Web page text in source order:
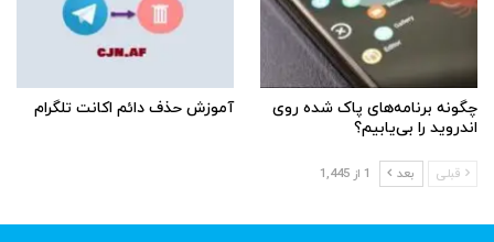
چگونه برنامه‌های پاک شده روی
اندروید را بی‌یابیم؟
آموزش حذف دائم اکانت تلگرام
قبلی بعد 1 از 1,445